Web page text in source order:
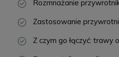
Rozmnażanie
Zastosowanie
Z czym go łączyć: trawy